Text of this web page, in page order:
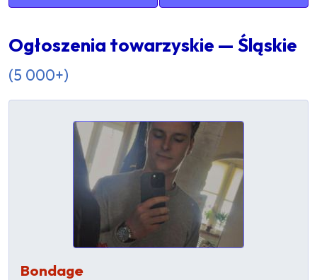
Ogłoszenia towarzyskie — Śląskie
(5 000+)
Bondage